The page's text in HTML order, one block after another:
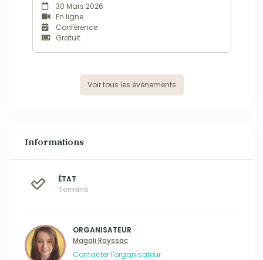
autonomes dans leurs décisions, connectés à
leur intuition, capables de se libérer de leur
conditionnement!C'est que je vous propose de
découvrir au...
30 Mars 2026
En ligne
Conférence
Gratuit
Voir tous les évènements
Informations
ÉTAT
Terminé
ORGANISATEUR
Magali Rayssac
Contacter l'organisateur